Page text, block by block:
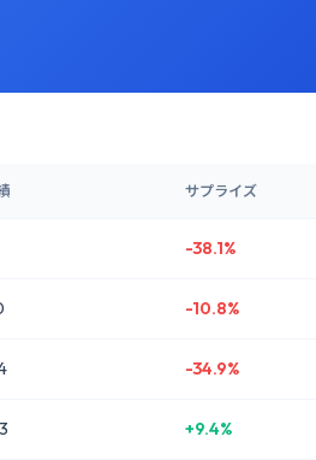
サプライズ
-38.1%
-10.8%
-34.9%
+9.4%